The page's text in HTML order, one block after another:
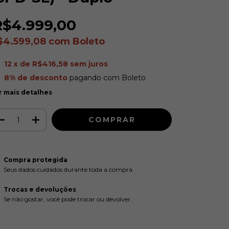
com Boleto
12 x de R$416,58 sem juros
8% de desconto pagando com Boleto
mais detalhes
Compra protegida
Seus dados cuidados durante toda a compra.
Trocas e devoluções
Se não gostar, você pode trocar ou devolver.